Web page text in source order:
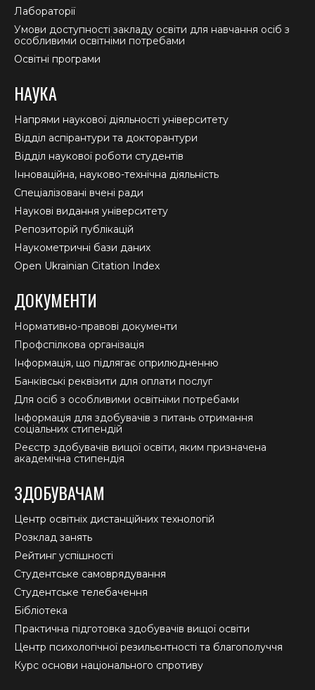
Лабораторії
Умови доступності закладу освіти для навчання осіб з
особливими освітніми потребами
Освітні програми
НАУКА
Напрями наукової діяльності університету
Відділ аспірантури та докторантури
Відділ наукової роботи студентів
Інноваційна, науково-технічна діяльність
Спеціалізовані вчені ради
Наукові видання університету
Репозиторій публікацій
Наукометричні бази даних
Open Ukrainian Citation Index
ДОКУМЕНТИ
Нормативно-правові документи
Профспілкова організація
Інформація, що підлягає оприлюдненню
Банківські реквізити для оплати послуг
Для осіб з особливими освітніми потребами
Інформація для здобувачів з питань отримання
соціальних стипендій
Реєстр здобувачів вищої освіти, яким призначена
академічна стипендія
ЗДОБУВАЧАМ
Центр освітніх дистанційних технологій
Розклад занять
Рейтинг успішності
Студентське самоврядування
Студентське телебачення
Бібліотека
Практична підготовка здобувачів вищої освіти
Центр психологічної резильєнтності та благополуччя
Курс основи національного спротиву